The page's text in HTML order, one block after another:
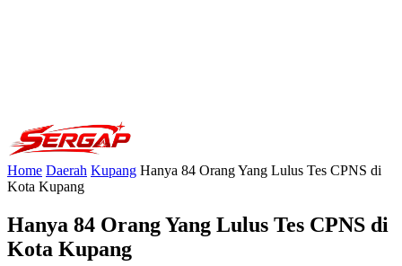
Home Daerah Kupang Hanya 84 Orang Yang Lulus Tes CPNS di
Kota Kupang
Hanya 84 Orang Yang Lulus Tes CPNS di
Kota Kupang